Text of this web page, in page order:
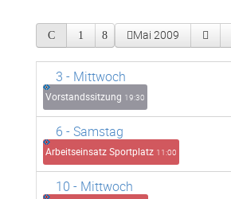
Mai 2009
3 - Mittwoch
Vorstandssitzung 19:30
6 - Samstag
Arbeitseinsatz Sportplatz 11:00
10 - Mittwoch